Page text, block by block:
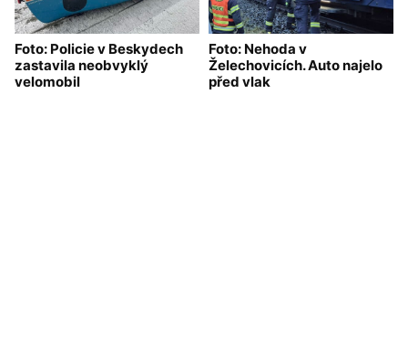
Foto: Policie v Beskydech
zastavila neobvyklý
velomobil
Foto: Nehoda v
Želechovicích. Auto najelo
před vlak